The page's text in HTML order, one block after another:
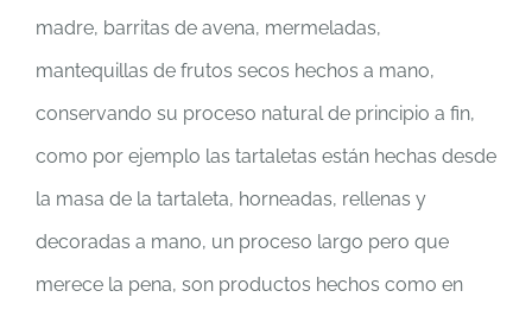
madre, barritas de avena, mermeladas,
mantequillas de frutos secos hechos a mano,
conservando su proceso natural de principio a fin,
como por ejemplo las tartaletas están hechas desde
la masa de la tartaleta, horneadas, rellenas y
decoradas a mano, un proceso largo pero que
merece la pena, son productos hechos como en